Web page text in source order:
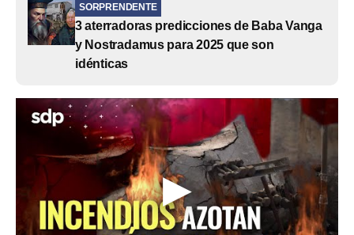
SORPRENDENTE
3 aterradoras predicciones de Baba Vanga
y Nostradamus para 2025 que son
idénticas